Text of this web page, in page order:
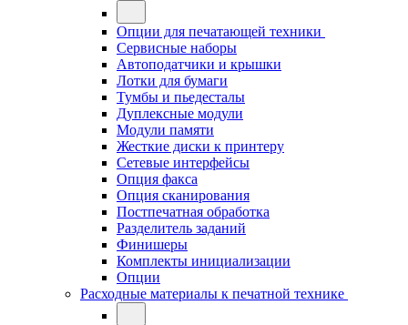
Опции для печатающей техники
Сервисные наборы
Автоподатчики и крышки
Лотки для бумаги
Тумбы и пьедесталы
Дуплексные модули
Модули памяти
Жесткие диски к принтеру
Сетевые интерфейсы
Опция факса
Опция сканирования
Постпечатная обработка
Разделитель заданий
Финишеры
Комплекты инициализации
Опции
Расходные материалы к печатной технике